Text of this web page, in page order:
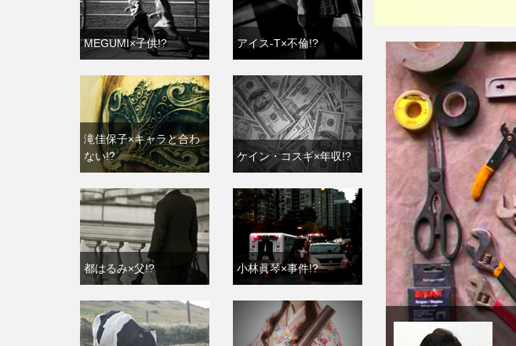
MEGUMI×子供!? アイス-T×不倫!?
滝佳保子×キャラと合わ
ない!?
ケイン・コスギ×年収!?
都はるみ×父!? 小林眞琴×事件!?